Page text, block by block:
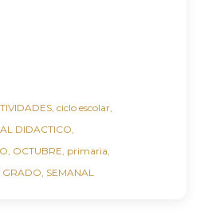
ciclo escolar
DIDACTICO
OCTUBRE primaria
GRADO SEMANAL